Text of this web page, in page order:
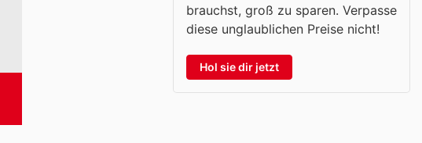
brauchst, groß zu sparen. Verpasse
diese unglaublichen Preise nicht!
Hol sie dir jetzt